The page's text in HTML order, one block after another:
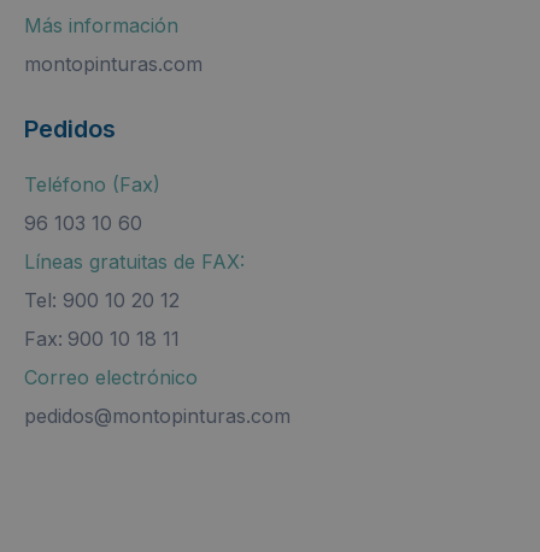
Más información
montopinturas.com
Pedidos
Teléfono (Fax)
96 103 10 60
Líneas gratuitas de FAX:
Tel: 900 10 20 12
Fax: 900 10 18 11
Correo electrónico
pedidos@montopinturas.com